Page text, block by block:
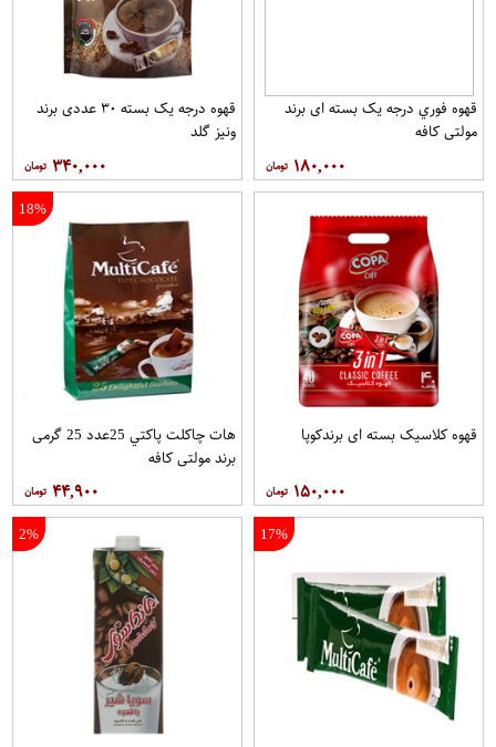
قهوه فوري درجه یک بسته ای برند
مولتي کافه
۱۸۰,۰۰۰
قهوه درجه یک بسته ۳۰ عددی برند
ونيز گلد
۳۴۰,۰۰۰
قهوه کلاسيک بسته ای برندکوپا
۱۵۰,۰۰۰
18%
هات چاکلت پاکتي 25عدد 25 گرمی
برند مولتي کافه
۴۴,۹۰۰
17%
2%